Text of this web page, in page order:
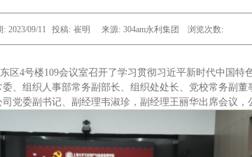
: 2023/09/11 投稿: 崔明 来源: 304am永利集团 浏览次数:
区4号楼109会议室召开了学习贯彻习近平新时代中国
、组织人事部常务副部长、组织处处长、党校常务副董
党委副书记、副经理韦淑珍，副经理王丽华出席会议，